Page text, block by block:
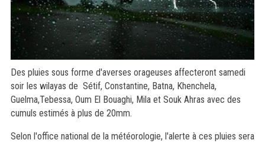
Des pluies sous forme d'averses orageuses affecteront samedi
soir les wilayas de Sétif, Constantine, Batna, Khenchela,
Guelma,Tebessa, Oum El Bouaghi, Mila et Souk Ahras avec des
cumuls estimés à plus de 20mm.
Selon l'office national de la météorologie, l'alerte à ces pluies sera